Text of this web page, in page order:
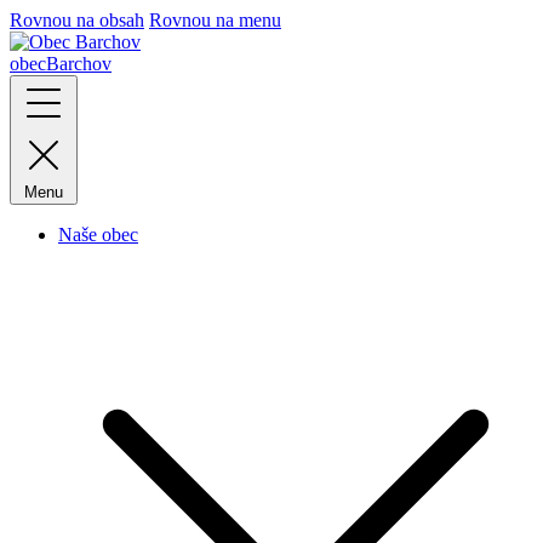
Rovnou na obsah Rovnou na menu
obecBarchov
Menu
Naše obec